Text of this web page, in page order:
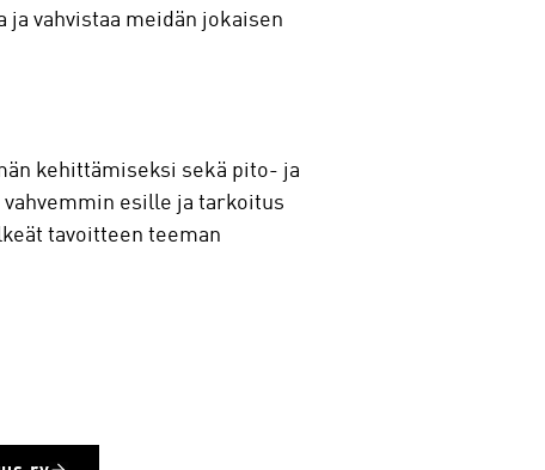
vahvistaa meidän jokaisen
kehittämiseksi sekä pito- ja
esille ja tarkoitus
tavoitteen teeman